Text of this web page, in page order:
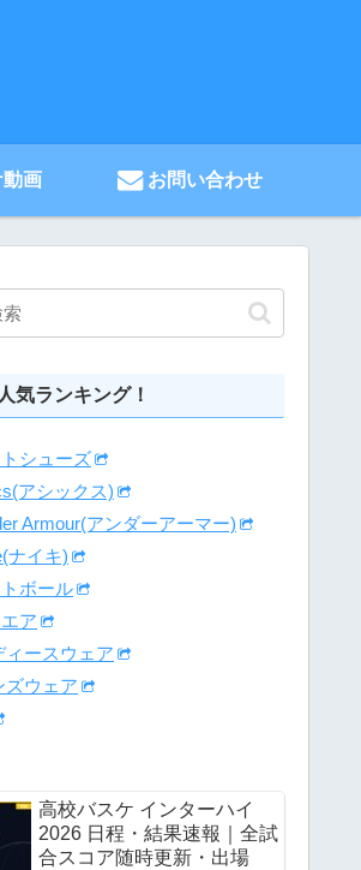
画 お問い合わせ
気ランキング！
シューズ
アシックス)
Armour(アンダーアーマー)
ナイキ)
ボール
ア
ィースウェア
ズウェア
高校バスケ インターハイ
2026 日程・結果速報｜全試
合スコア随時更新・出場